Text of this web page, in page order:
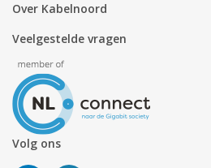
Over Kabelnoord
Veelgestelde vragen
Volg ons